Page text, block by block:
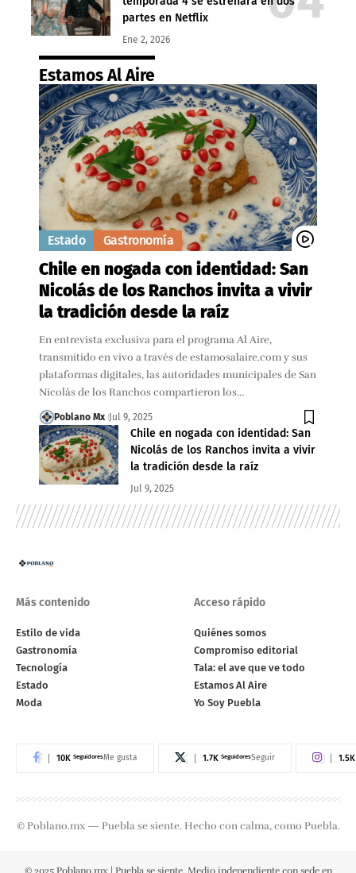
partes en Netflix
Ene 2, 2026
Estamos Al Aire
Estado Gastronomía
Chile en nogada con identidad: San
Nicolás de los Ranchos invita a vivir
la tradición desde la raíz
En entrevista exclusiva para el programa Al Aire,
transmitido en vivo a través de estamosalaire.com y sus
plataformas digitales, las autoridades municipales de San
Nicolás de los Ranchos compartieron los…
Poblano Mx Jul 9, 2025
Chile en nogada con identidad: San
Nicolás de los Ranchos invita a vivir
la tradición desde la raíz
Jul 9, 2025
Más contenido
Estilo de vida
Gastronomía
Tecnología
Estado
Moda
Acceso rápido
Quiénes somos
Compromiso editorial
Tala: el ave que ve todo
Estamos Al Aire
Yo Soy Puebla
10K SeguidoresMe gusta 1.7K SeguidoresSeguir 1.5K
© Poblano.mx — Puebla se siente. Hecho con calma, como Puebla.
© 2025 Poblano.mx | Puebla se siente. Medio independiente con sede en